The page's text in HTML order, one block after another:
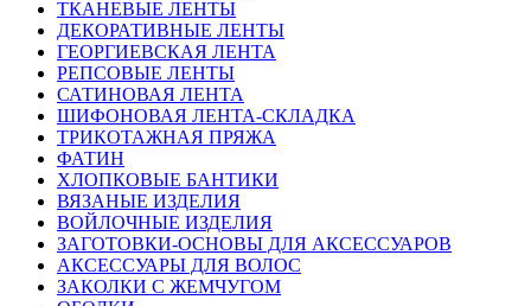
ТКАНЕВЫЕ ЛЕНТЫ
ДЕКОРАТИВНЫЕ ЛЕНТЫ
ГЕОРГИЕВСКАЯ ЛЕНТА
РЕПСОВЫЕ ЛЕНТЫ
САТИНОВАЯ ЛЕНТА
ШИФОНОВАЯ ЛЕНТА-СКЛАДКА
ТРИКОТАЖНАЯ ПРЯЖА
ФАТИН
ХЛОПКОВЫЕ БАНТИКИ
ВЯЗАНЫЕ ИЗДЕЛИЯ
ВОЙЛОЧНЫЕ ИЗДЕЛИЯ
ЗАГОТОВКИ-ОСНОВЫ ДЛЯ АКСЕССУАРОВ
АКСЕССУАРЫ ДЛЯ ВОЛОС
ЗАКОЛКИ С ЖЕМЧУГОМ